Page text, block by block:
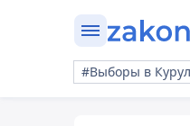
#Выборы в